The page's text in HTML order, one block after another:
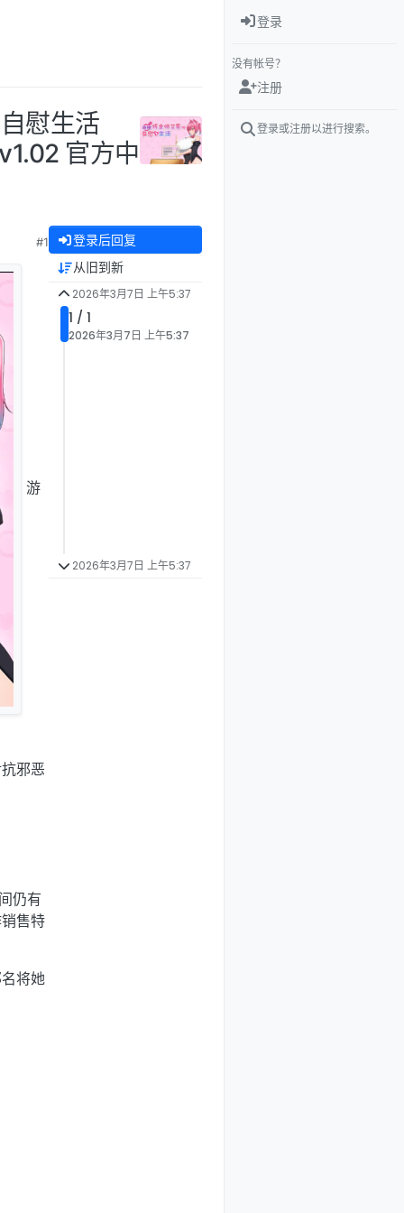
慰生活
官方中
#1
游
邪恶
仍有
售特
将她
登录后回复
从旧到新
2026年3月7日 上午5:37
1 / 1
2026年3月7日 上午5:37
2026年3月7日 上午5:37
登录
没有帐号？
注册
登录或注册以进行搜索。